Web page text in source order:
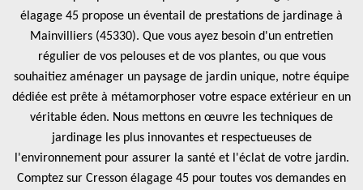
élagage 45 propose un éventail de prestations de jardinage à
Mainvilliers (45330). Que vous ayez besoin d'un entretien
régulier de vos pelouses et de vos plantes, ou que vous
souhaitiez aménager un paysage de jardin unique, notre équipe
dédiée est prête à métamorphoser votre espace extérieur en un
véritable éden. Nous mettons en œuvre les techniques de
jardinage les plus innovantes et respectueuses de
l'environnement pour assurer la santé et l'éclat de votre jardin.
Comptez sur Cresson élagage 45 pour toutes vos demandes en